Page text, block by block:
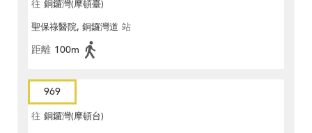
往 銅鑼灣(摩頓臺)
聖保祿醫院, 銅鑼灣道 站
距離 100m
969
往 銅鑼灣(摩頓台)